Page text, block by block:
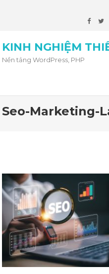
KINH NGHIỆM
Nền tảng WordPress, PHP
Seo-Marketing-